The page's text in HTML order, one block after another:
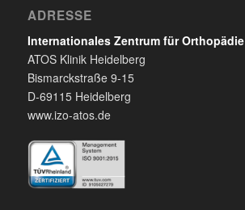
ADRESSE
Internationales Zentrum für Orthopädie
ATOS Klinik Heidelberg
Bismarckstraße 9-15
D-69115 Heidelberg
www.izo-atos.de